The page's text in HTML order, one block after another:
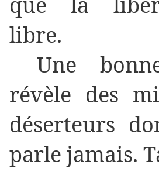
libre.
Une
révèle des
déserteurs
parle jamais.